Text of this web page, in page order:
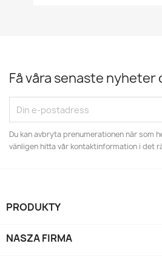
Få våra senaste
Du kan avbryta prenumerationen när som
vänligen hitta vår kontaktinformation i det
PRODUKTY
NASZA FIRMA